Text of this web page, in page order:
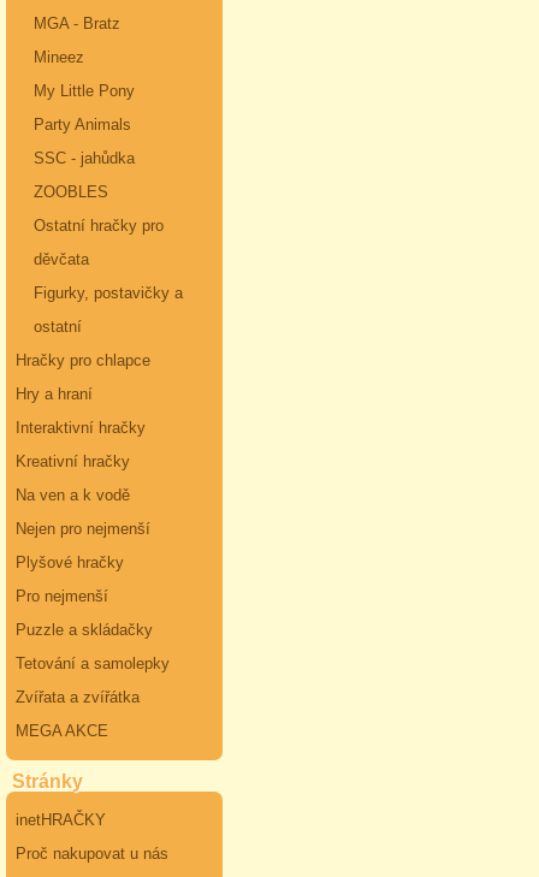
MGA - Bratz
Mineez
My Little Pony
Party Animals
SSC - jahůdka
ZOOBLES
Ostatní hračky pro
děvčata
Figurky, postavičky a
ostatní
Hračky pro chlapce
Hry a hraní
Interaktivní hračky
Kreativní hračky
Na ven a k vodě
Nejen pro nejmenší
Plyšové hračky
Pro nejmenší
Puzzle a skládačky
Tetování a samolepky
Zvířata a zvířátka
MEGA AKCE
Stránky
inetHRAČKY
Proč nakupovat u nás